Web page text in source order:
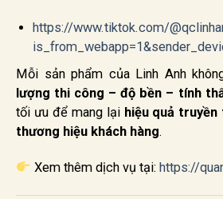
https://www.tiktok.com/
Mỗi sản phẩm của Linh Anh
lượng thi công – độ bền – tính
tối ưu để mang lại hiệu quả
thương hiệu khách hàng.
Xem thêm dịch vụ tại: https://